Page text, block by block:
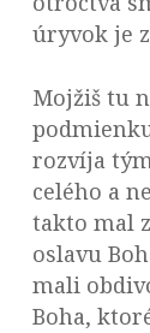
úryvok je
Mojžiš tu
rozvíja
celého a
takto mal
oslavu
mali
Boha,